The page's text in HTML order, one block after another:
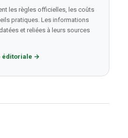
les règles officielles, les coûts
pratiques. Les informations
et reliées à leurs sources
éditoriale →